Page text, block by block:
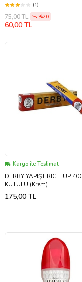
(1)
75,00 TL %20
60,00 TL
Kargo ile Teslimat
DERBY YAPIŞTIRICI TÜP
KUTULU (Krem)
175,00 TL